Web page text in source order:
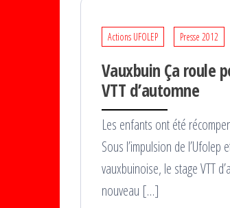
Actions UFOLEP Presse 2012
Vauxbuin Ça roule
VTT d’automne
Les enfants ont été
Sous l’impulsion de l’Ufolep
vauxbuinoise, le stage VTT
nouveau […]